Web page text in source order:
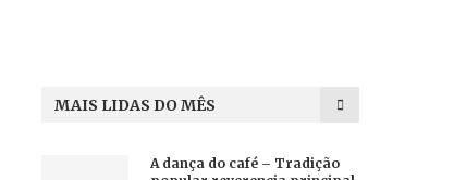
MAIS LIDAS DO MÊS
A dança do café – Tradição